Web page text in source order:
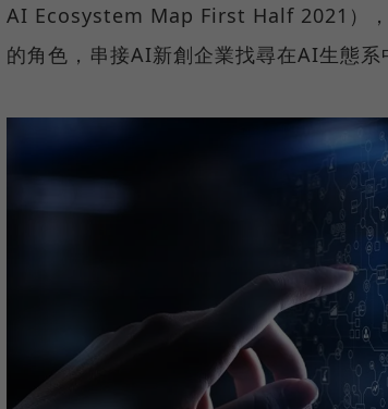
AI Ecosystem Map First Half 2021），
的角色，串接AI新創企業找尋在AI生態系